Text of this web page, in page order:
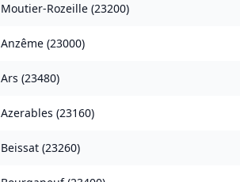
Moutier-Rozeille (23200)
Anzême (23000)
Ars (23480)
Azerables (23160)
Beissat (23260)